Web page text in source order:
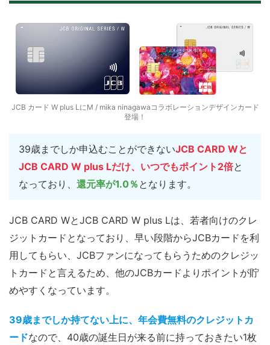
JCB カード W plus LにM / mika ninagawaコラボレーションデザインカード
登場！
39歳までしか申込むことができないJCB CARD Wと
JCB CARD W plus Lだけ、 いつでもポイント2倍と
なっており、 還元率が1.0％ となります。
JCB CARD WとJCB CARD W plus Lは、若者向けのクレ
ジットカードとなっており、早い段階からJCBカードを利
用してもらい、JCBファンになってもらうためのクレジッ
トカードと言えるため、他のJCBカードよりポイントが貯
めやすくなっています。
39歳までしか持てない上に、年会費無料のクレジットカ
ードなので、40歳の誕生日が来る前に持っておきたい1枚